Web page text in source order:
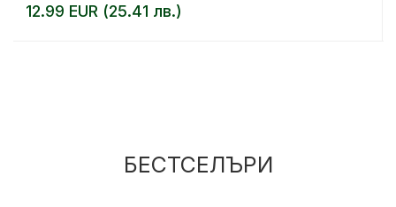
12.99 EUR (25.41 лв.)
БЕСТСЕЛЪРИ